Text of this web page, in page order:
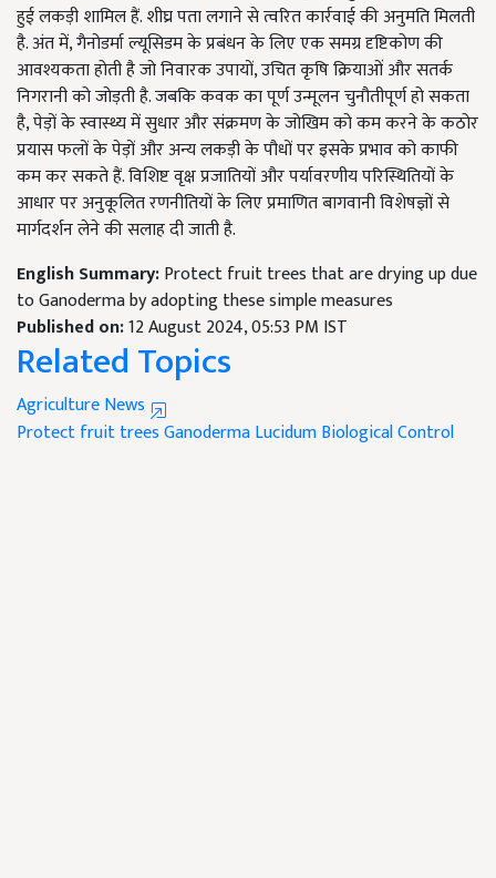
हुई लकड़ी शामिल हैं. शीघ्र पता लगाने से त्वरित कार्रवाई की अनुमति मिलती
है. अंत में, गैनोडर्मा ल्यूसिडम के प्रबंधन के लिए एक समग्र दृष्टिकोण की
आवश्यकता होती है जो निवारक उपायों, उचित कृषि क्रियाओं और सतर्क
निगरानी को जोड़ती है. जबकि कवक का पूर्ण उन्मूलन चुनौतीपूर्ण हो सकता
है, पेड़ों के स्वास्थ्य में सुधार और संक्रमण के जोखिम को कम करने के कठोर
प्रयास फलों के पेड़ों और अन्य लकड़ी के पौधों पर इसके प्रभाव को काफी
कम कर सकते हैं. विशिष्ट वृक्ष प्रजातियों और पर्यावरणीय परिस्थितियों के
आधार पर अनुकूलित रणनीतियों के लिए प्रमाणित बागवानी विशेषज्ञों से
मार्गदर्शन लेने की सलाह दी जाती है.
English Summary:Protect fruit trees that are drying up due
to Ganoderma by adopting these simple measures
Published on:12 August 2024, 05:53 PM IST
Related Topics
Agriculture News
Protect fruit treesGanoderma LucidumBiological Control